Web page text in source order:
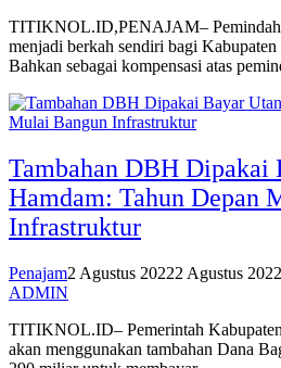
TITIKNOL.ID,PENAJAM–
menjadi berkah sendiri bagi
Bahkan sebagai kompensasi atas
Tambahan DBH Dipakai
Hamdam: Tahun Depan
Infrastruktur
Penajam2 Agustus 20222 Agustus 2022
ADMIN
TITIKNOL.ID– Pemerintah
akan menggunakan tambahan Dana